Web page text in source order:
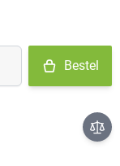
Bestel